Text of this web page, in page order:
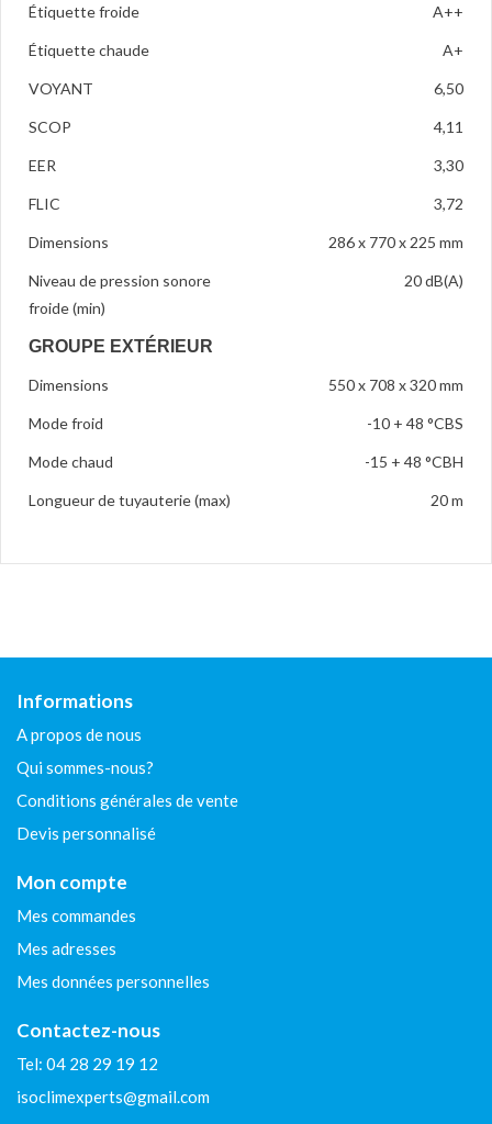
Étiquette froide A++
Étiquette chaude A+
VOYANT 6,50
SCOP 4,11
EER 3,30
FLIC 3,72
Dimensions 286 x 770 x 225 mm
Niveau de pression sonore
froide (min)
20 dB(A)
GROUPE EXTÉRIEUR
Dimensions 550 x 708 x 320 mm
Mode froid -10 + 48 °CBS
Mode chaud -15 + 48 °CBH
Longueur de tuyauterie (max) 20 m
Informations
A propos de nous
Qui sommes-nous?
Conditions générales de vente
Devis personnalisé
Mon compte
Mes commandes
Mes adresses
Mes données personnelles
Contactez-nous
Tel: 04 28 29 19 12
isoclimexperts@gmail.com